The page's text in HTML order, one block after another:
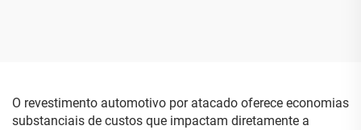
O revestimento automotivo por atacado oferece economias
substanciais de custos que impactam diretamente a